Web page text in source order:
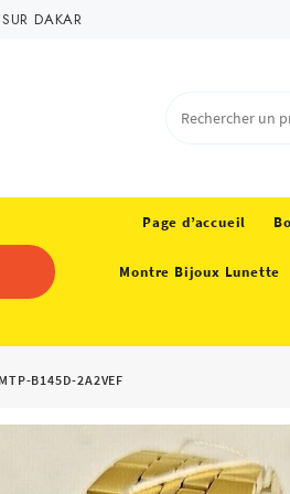
DAKAR
Page d’accueil
Montre Bijoux Lunette
B145D-2A2VEF